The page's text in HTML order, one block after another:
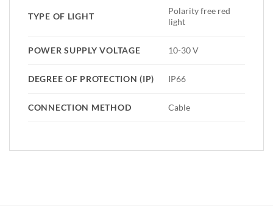
TYPE OF LIGHT
Polarity free red
light
POWER SUPPLY VOLTAGE 10-30 V
DEGREE OF PROTECTION (IP) IP66
CONNECTION METHOD Cable